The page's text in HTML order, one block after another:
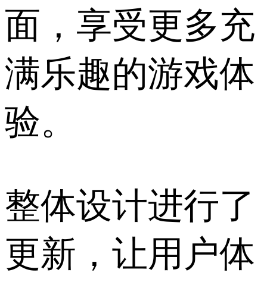
面，享受更多充
满乐趣的游戏体
验。
整体设计进行了
更新，让用户体